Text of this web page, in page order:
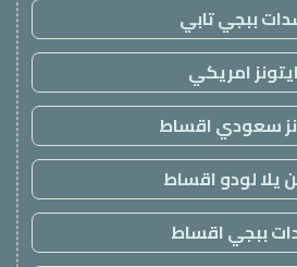
ببجي تابي
ايتونز امريكي
سعودي اقساط
يلا لودو اقساط
ببجي اقساط